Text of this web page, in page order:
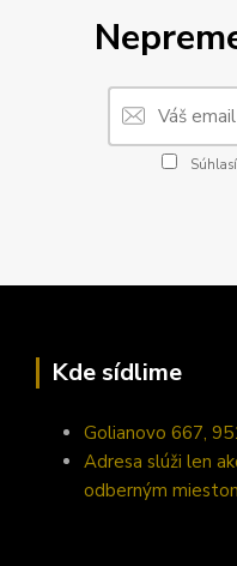
Kde sídlime
Golianovo 667,
Adresa slúži len
odberným